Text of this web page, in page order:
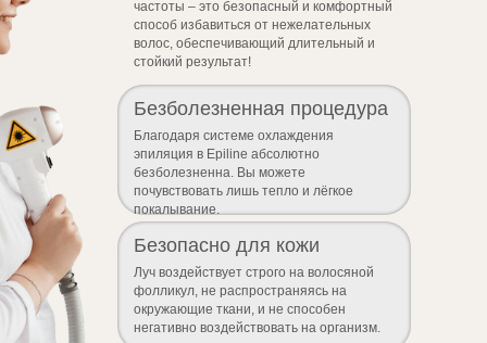
Луч воздействует строго на волосяной
фолликул, не распространяясь на
окружающие ткани, и не способен
негативно воздействовать на организм.
Безопасно для кожи
Благодаря системе охлаждения
эпиляция в Epiline абсолютно
безболезненна. Вы можете
почувствовать лишь тепло и лёгкое
покалывание.
Безболезненная процедура
частоты – это безопасный и комфортный
способ избавиться от нежелательных
волос, обеспечивающий длительный и
стойкий результат!